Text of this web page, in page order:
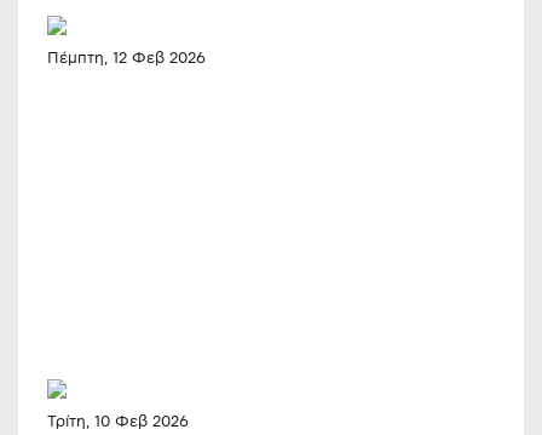
Πέμπτη, 12 Φεβ 2026
Τρίτη, 10 Φεβ 2026